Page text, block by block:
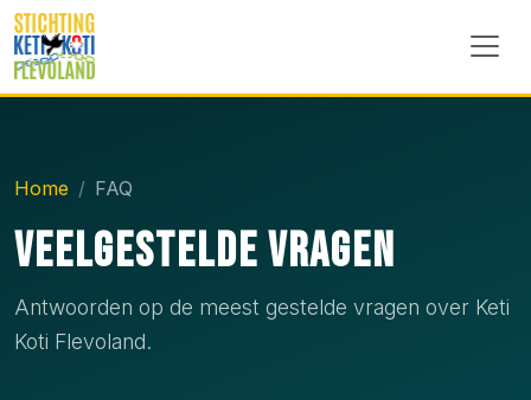
Home FAQ
Veelgestelde Vragen
Antwoorden op de meest gestelde vragen over Keti
Koti Flevoland.